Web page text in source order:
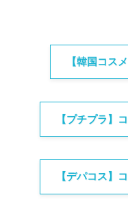
【韓国コス
【プチプラ】
【デパコス】